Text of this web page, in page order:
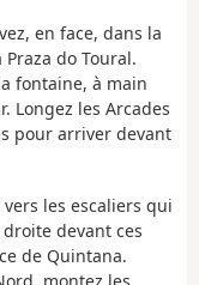
en face, dans la
do Toural.
fontaine, à main
Longez les Arcades
pour arriver devant
les escaliers qui
devant ces
de Quintana.